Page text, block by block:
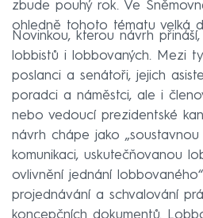
zbude pouhý rok. Ve
ohledně tohoto tématu velká
Novinkou, kterou návrh
lobbistů i lobbovaných. Mezi
poslanci a senátoři, jejich
poradci a náměstci, ale i
nebo vedoucí prezidentské
návrh chápe jako
komunikaci, uskutečňovanou
ovlivnění jednání
projednávání a schvalování
koncepčních dokumentů.